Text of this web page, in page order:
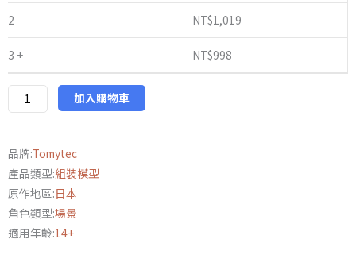
2 NT$1,019
3 + NT$998
Little
Armory
LD015
射
場
數
量
加入購物車
品牌:Tomytec
產品類型:組裝模型
原作地區:日本
角色類型:場景
適用年齡:14+